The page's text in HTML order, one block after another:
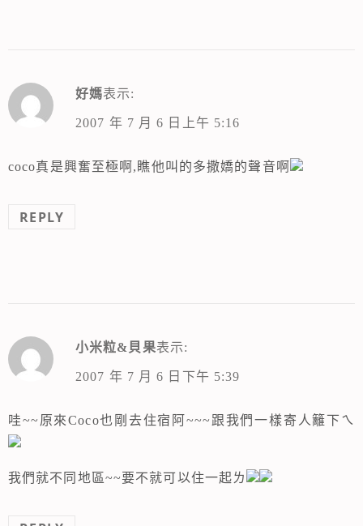
好媽表示:
2007 年 7 月 6 日上午 5:16
coco真是興奮至極啊,瞧他叫的多撒嬌的聲音啊
REPLY
小米粒&貝果表示:
2007 年 7 月 6 日下午 5:39
哇~~原來Coco也剛去住宿阿~~~跟我們一樣寄人籬下ㄟ
我們就不同地區~~要不就可以住一起ㄌ